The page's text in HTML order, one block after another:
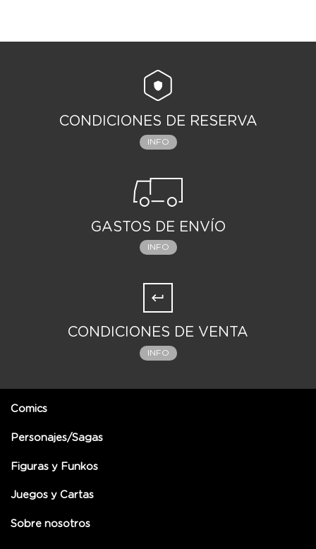
CONDICIONES DE RESERVA
INFO
GASTOS DE ENVÍO
INFO
CONDICIONES DE VENTA
INFO
Comics
Personajes/Sagas
Figuras y Funkos
Juegos y Cartas
Sobre nosotros